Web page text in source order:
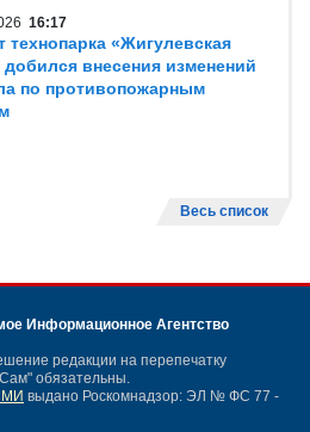
16:17
технопарка «Жигулевская
внесения изменений
по противопожарным
Весь список
Информационное Агентство
редакции на перепечатку
обязательны.
выдано Роскомнадзор: ЭЛ № ФС 77 -